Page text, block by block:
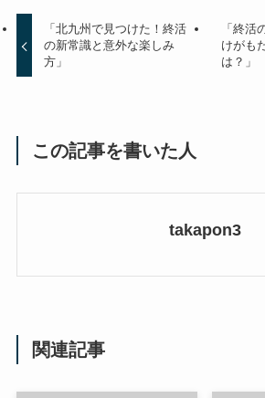
「北九州で見つけた！終活
の新常識と意外な楽しみ
方」
「終活
けがも
は？」
この記事を書いた人
takapon3
関連記事